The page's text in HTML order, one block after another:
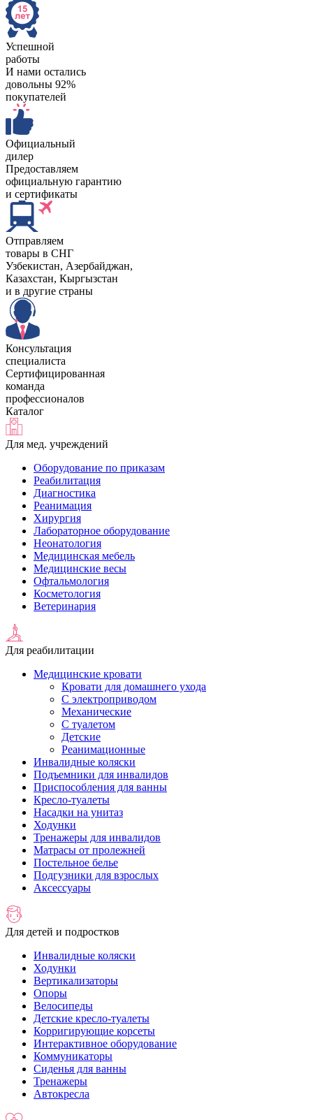
Успешной
работы
И нами остались
довольны 92%
покупателей
Официальный
дилер
Предоставляем
официальную гарантию
и сертификаты
Отправляем
товары в СНГ
Узбекистан, Aзербайджан,
Казахстан, Кыргызстан
и в другие страны
Консультация
специалиста
Сертифицированная
команда
профессионалов
Каталог
Для мед. учреждений
Оборудование по приказам
Реабилитация
Диагностика
Реанимация
Хирургия
Лабораторное оборудование
Неонатология
Медицинская мебель
Медицинские весы
Офтальмология
Косметология
Ветеринария
Для реабилитации
Медицинские кровати
Кровати для домашнего ухода
С электроприводом
Механические
С туалетом
Детские
Реанимационные
Инвалидные коляски
Подъемники для инвалидов
Приспособления для ванны
Кресло-туалеты
Насадки на унитаз
Ходунки
Тренажеры для инвалидов
Матрасы от пролежней
Постельное белье
Подгузники для взрослых
Аксессуары
Для детей и подростков
Инвалидные коляски
Ходунки
Вертикализаторы
Опоры
Велосипеды
Детские кресло-туалеты
Корригирующие корсеты
Интерактивное оборудование
Коммуникаторы
Сиденья для ванны
Тренажеры
Автокресла